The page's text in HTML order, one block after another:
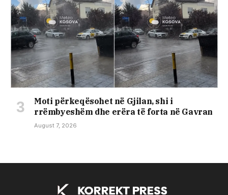
Moti përkeqësohet në Gjilan, shi i
rrëmbyeshëm dhe erëra të forta në Gavran
August 7, 2026